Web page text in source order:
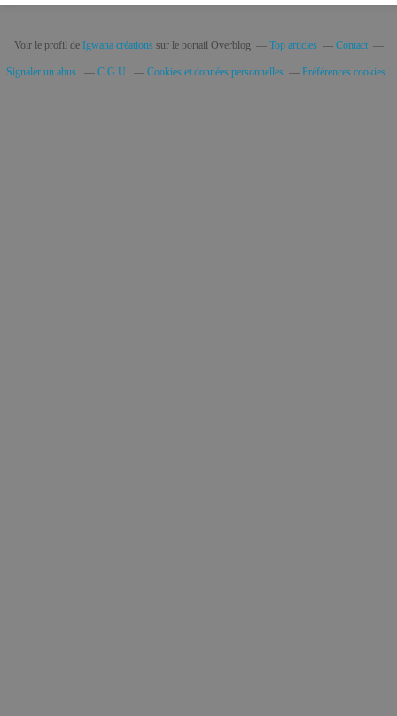
Voir le profil de Igwana créationssur le portail Overblog Top articles Contact
Signaler un abus C.G.U. Cookies et données personnelles Préférences cookies